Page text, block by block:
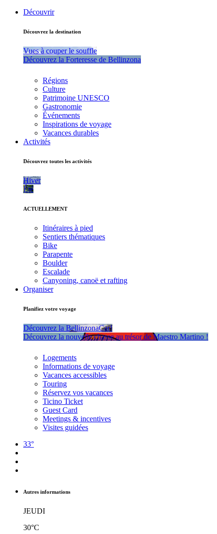
Découvrir
Découvrez la destination
Vues à couper le souffle
Découvrez la Forteresse de Bellinzona
Régions
Culture
Patrimoine UNESCO
Gastronomie
Événements
Inspirations de voyage
Vacances durables
Activités
Découvrez toutes les activités
Hiver
Été
ACTUELLEMENT
Itinéraires à pied
Sentiers thématiques
Bike
Parapente
Boulder
Escalade
Canyoning, canoë et rafting
Organiser
Planifiez votre voyage
Découvrez la BellinzonaCar!
Découvrez la nouvelle chasse au trésor de Maestro Martino !
Logements
Informations de voyage
Vacances accessibles
Touring
Réservez vos vacances
Ticino Ticket
Guest Card
Meetings & incentives
Visites guidées
33°
Autres informations
JEUDI
30°C